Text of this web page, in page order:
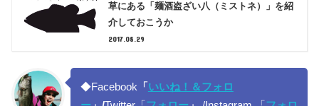
草にある「麺酒盗ざい八（ミストネ）」を紹
介しておこうか
2017.08.29
◆Facebook 「 いいね！＆フォロ